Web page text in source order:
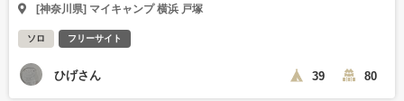
[神奈川県] マイキャンプ 横浜 戸塚
ソロ フリーサイト
ひげさん 39 80